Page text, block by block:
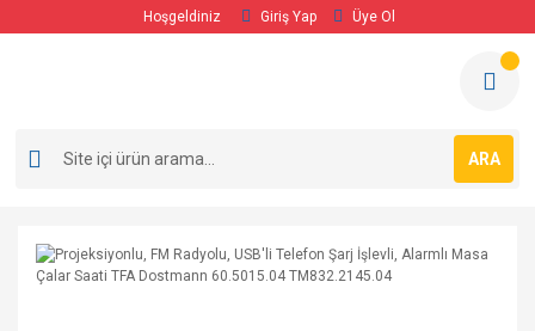
Hoşgeldiniz Giriş Yap Üye Ol
ARA